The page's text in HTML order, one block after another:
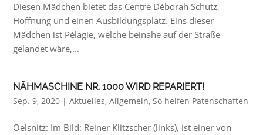
Diesen Mädchen bietet das Centre Déborah Schutz,
Hoffnung und einen Ausbildungsplatz. Eins dieser
Mädchen ist Pélagie, welche beinahe auf der Straße
gelandet wäre,...
NÄHMASCHINE NR. 1000 WIRD REPARIERT!
Sep. 9, 2020 |Aktuelles,Allgemein,So helfen Patenschaften
Oelsnitz: Im Bild: Reiner Klitzscher (links), ist einer von